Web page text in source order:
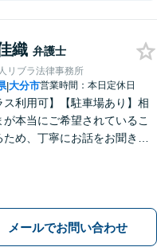
織 弁護士
リブラ法律事務所
|大分市営業時間：本日定休日
ス利用可】【駐車場あり】相
が本当にご希望されているこ
ため、丁寧にお話をお聞きす
軽にご相談ください【完全個
メールでお問い合わせ